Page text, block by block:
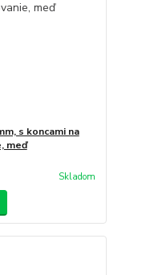
s koncami na
meď
Skladom